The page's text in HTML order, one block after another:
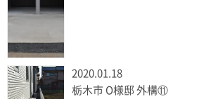
2020.01.18
栃木市 O様邸 外構⑪